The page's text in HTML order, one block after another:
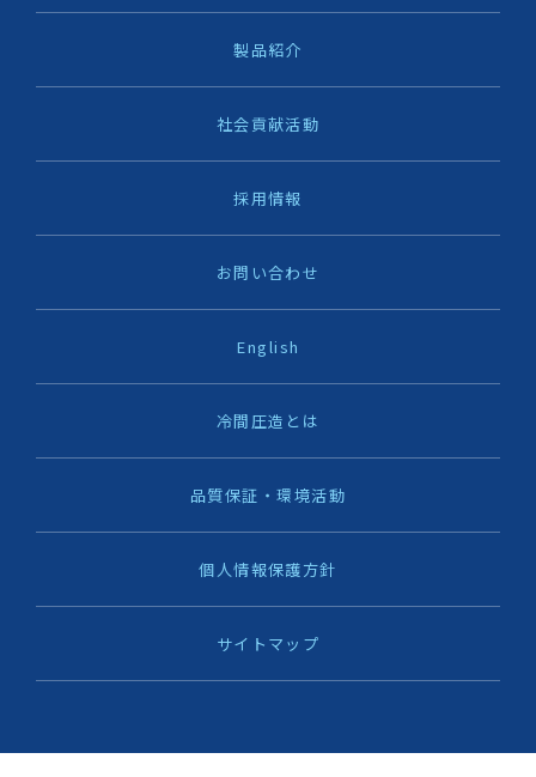
製品紹介
社会貢献活動
採用情報
お問い合わせ
English
冷間圧造とは
品質保証・環境活動
個人情報保護方針
サイトマップ